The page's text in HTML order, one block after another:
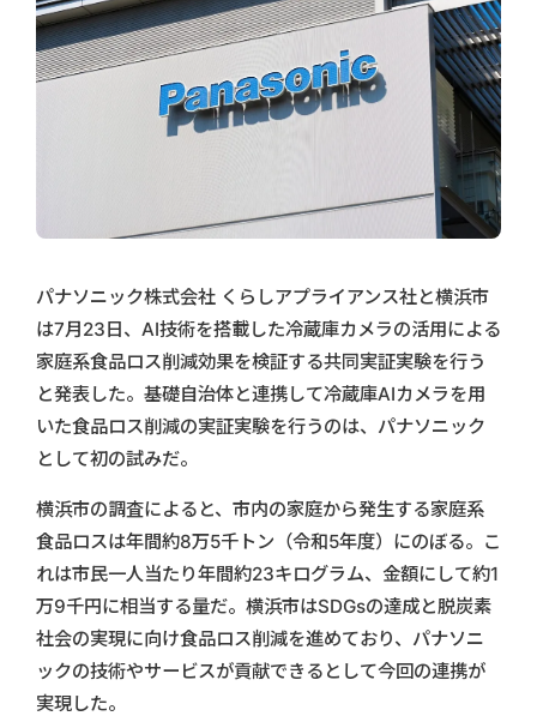
パナソニック株式会社 くらしアプライアンス社と横浜市
は7月23日、AI技術を搭載した冷蔵庫カメラの活用による
家庭系食品ロス削減効果を検証する共同実証実験を行う
と発表した。基礎自治体と連携して冷蔵庫AIカメラを用
いた食品ロス削減の実証実験を行うのは、パナソニック
として初の試みだ。
横浜市の調査によると、市内の家庭から発生する家庭系
食品ロスは年間約8万5千トン（令和5年度）にのぼる。こ
れは市民一人当たり年間約23キログラム、金額にして約1
万9千円に相当する量だ。横浜市はSDGsの達成と脱炭素
社会の実現に向け食品ロス削減を進めており、パナソニ
ックの技術やサービスが貢献できるとして今回の連携が
実現した。